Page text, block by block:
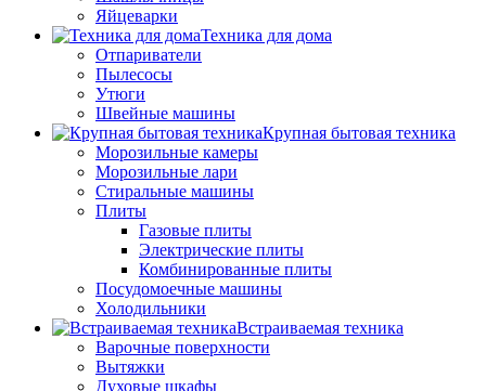
Яйцеварки
Техника для дома
Отпариватели
Пылесосы
Утюги
Швейные машины
Крупная бытовая техника
Морозильные камеры
Морозильные лари
Стиральные машины
Плиты
Газовые плиты
Электрические плиты
Комбинированные плиты
Посудомоечные машины
Холодильники
Встраиваемая техника
Варочные поверхности
Вытяжки
Духовые шкафы